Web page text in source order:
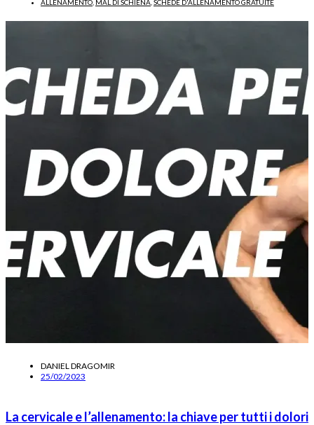
ALLENAMENTO MAL DI SCHIENA SCHEDE D'ALLENAMENTO GRATUITE
DANIEL DRAGOMIR
25/02/2023
La cervicale e l’allenamento: la chiave per tutti i dolori